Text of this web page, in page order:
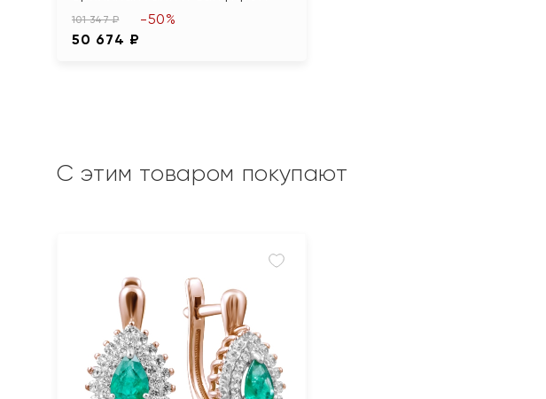
101 347 ₽
50 674 ₽
-50%
С этим товаром покупают